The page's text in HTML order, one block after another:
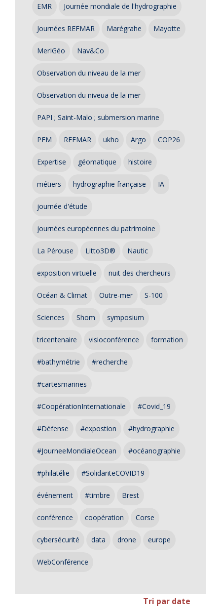
EMR Journée mondiale de l'hydrographie
Journées REFMAR Marégrahe Mayotte
MerIGéo Nav&Co
Observation du niveau de la mer
Observation du niveua de la mer
PAPI ; Saint-Malo ; submersion marine
PEM REFMAR ukho Argo COP26
Expertise géomatique histoire
métiers hydrographie française IA
journée d'étude
journées européennes du patrimoine
La Pérouse Litto3D® Nautic
exposition virtuelle nuit des chercheurs
Océan & Climat Outre-mer S-100
Sciences Shom symposium
tricentenaire visioconférence formation
#bathymétrie #recherche
#cartesmarines
#CoopérationInternationale #Covid_19
#Défense #expostion #hydrographie
#JourneeMondialeOcean #océanographie
#philatélie #SolidariteCOVID19
événement #timbre Brest
conférence coopération Corse
cybersécurité data drone europe
WebConférence
Tri par date